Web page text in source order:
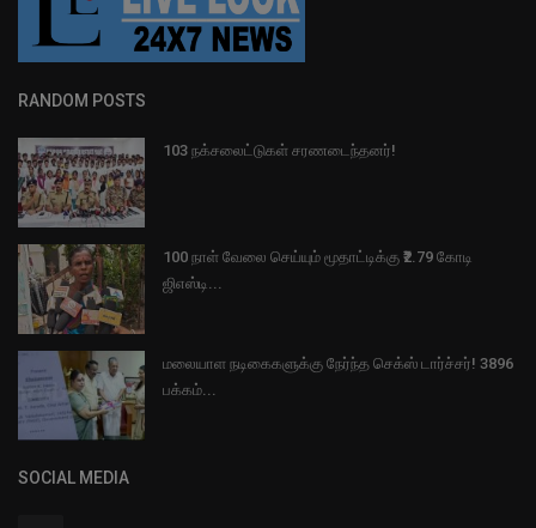
RANDOM POSTS
103 நக்சலைட்டுகள் சரணடைந்தனர்!
100 நாள் வேலை செய்யும் மூதாட்டிக்கு ₹2.79 கோடி
ஜிஎஸ்டி...
மலையாள நடிகைகளுக்கு நேர்ந்த செக்ஸ் டார்ச்சர்! 3896
பக்கம்...
SOCIAL MEDIA